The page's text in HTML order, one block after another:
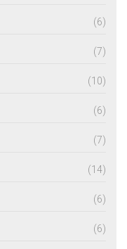
(6)
(7)
(10)
(6)
(7)
(14)
(6)
(6)